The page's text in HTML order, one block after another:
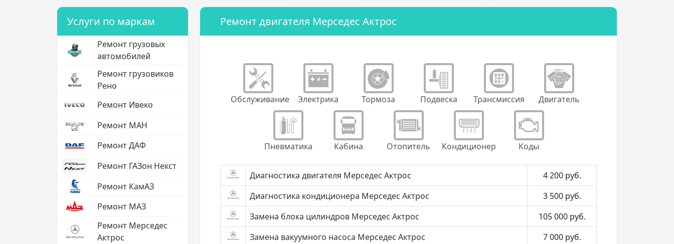
Услуги по маркам
Ремонт грузовых
автомобилей
Ремонт грузовиков
Рено
Ремонт Ивеко
Ремонт МАН
Ремонт ДАФ
Ремонт ГАЗон Некст
Ремонт КамАЗ
Ремонт МАЗ
Ремонт Мерседес
Актрос
Ремонт двигателя Мерседес Актрос
Обслуживание Электрика Тормоза Подвеска Трансмиссия Двигатель
Пневматика Кабина Отопитель Кондиционер Коды
Диагностика двигателя Мерседес Актрос 4 200 руб.
Диагностика кондиционера Мерседес Актрос
3 500 руб.
Замена блока цилиндров Мерседес Актрос
105 000 руб.
Замена вакуумного насоса Мерседес Актрос
7 000 руб.